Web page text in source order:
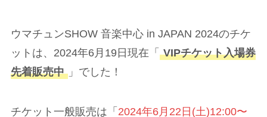
ウマチュンSHOW 音楽中心 in JAPAN 2024のチケ
ットは、2024年6月19日現在「 VIPチケット入場券
先着販売中 」でした！
チケット一般販売は「 2024年6月22日(土)12:00〜